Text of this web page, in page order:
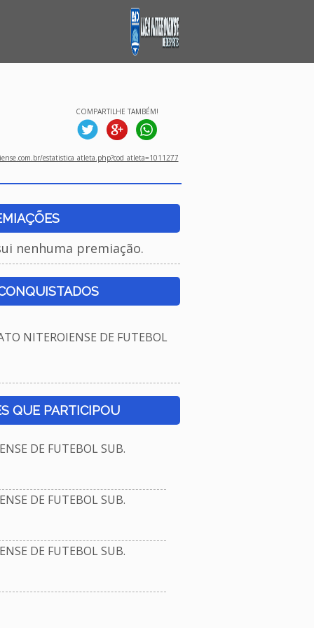
COMPARTILHE TAMBÉM!
estatistica_atleta.php?cod_atleta=1011277
nenhuma premiação.
NITEROIENSE DE FUTEBOL
QUE PARTICIPOU
DE FUTEBOL SUB.
DE FUTEBOL SUB.
DE FUTEBOL SUB.